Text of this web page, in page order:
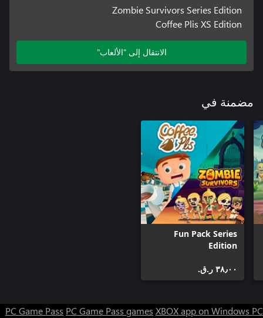
Zombie Survivors Series Edition
Coffee Plis XS Edition
الانتقال إلى "الألعاب"
مضمنة في
Fun Pack Series
Edition
٣٨٫٠٠ ر.ق.‏
PC Game Pass PC Game Pass games XBOX app on Windows PC